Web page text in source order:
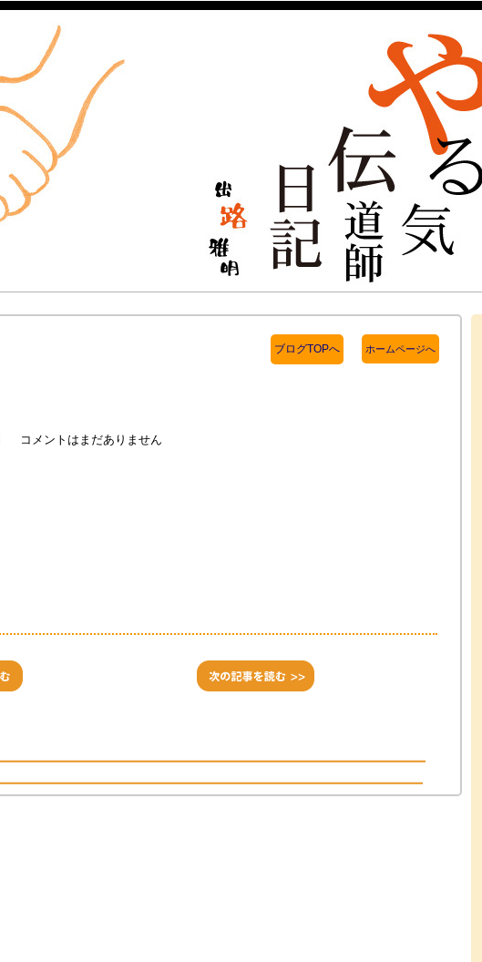
ブログTOPへ ホームページへ
コメントはまだありません